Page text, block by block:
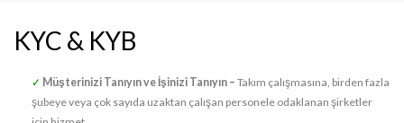
KYC & KYB
✓ Müşterinizi Tanıyın ve İşinizi Tanıyın – Takım çalışmasına, birden fazla
şubeye veya çok sayıda uzaktan çalışan personele odaklanan şirketler